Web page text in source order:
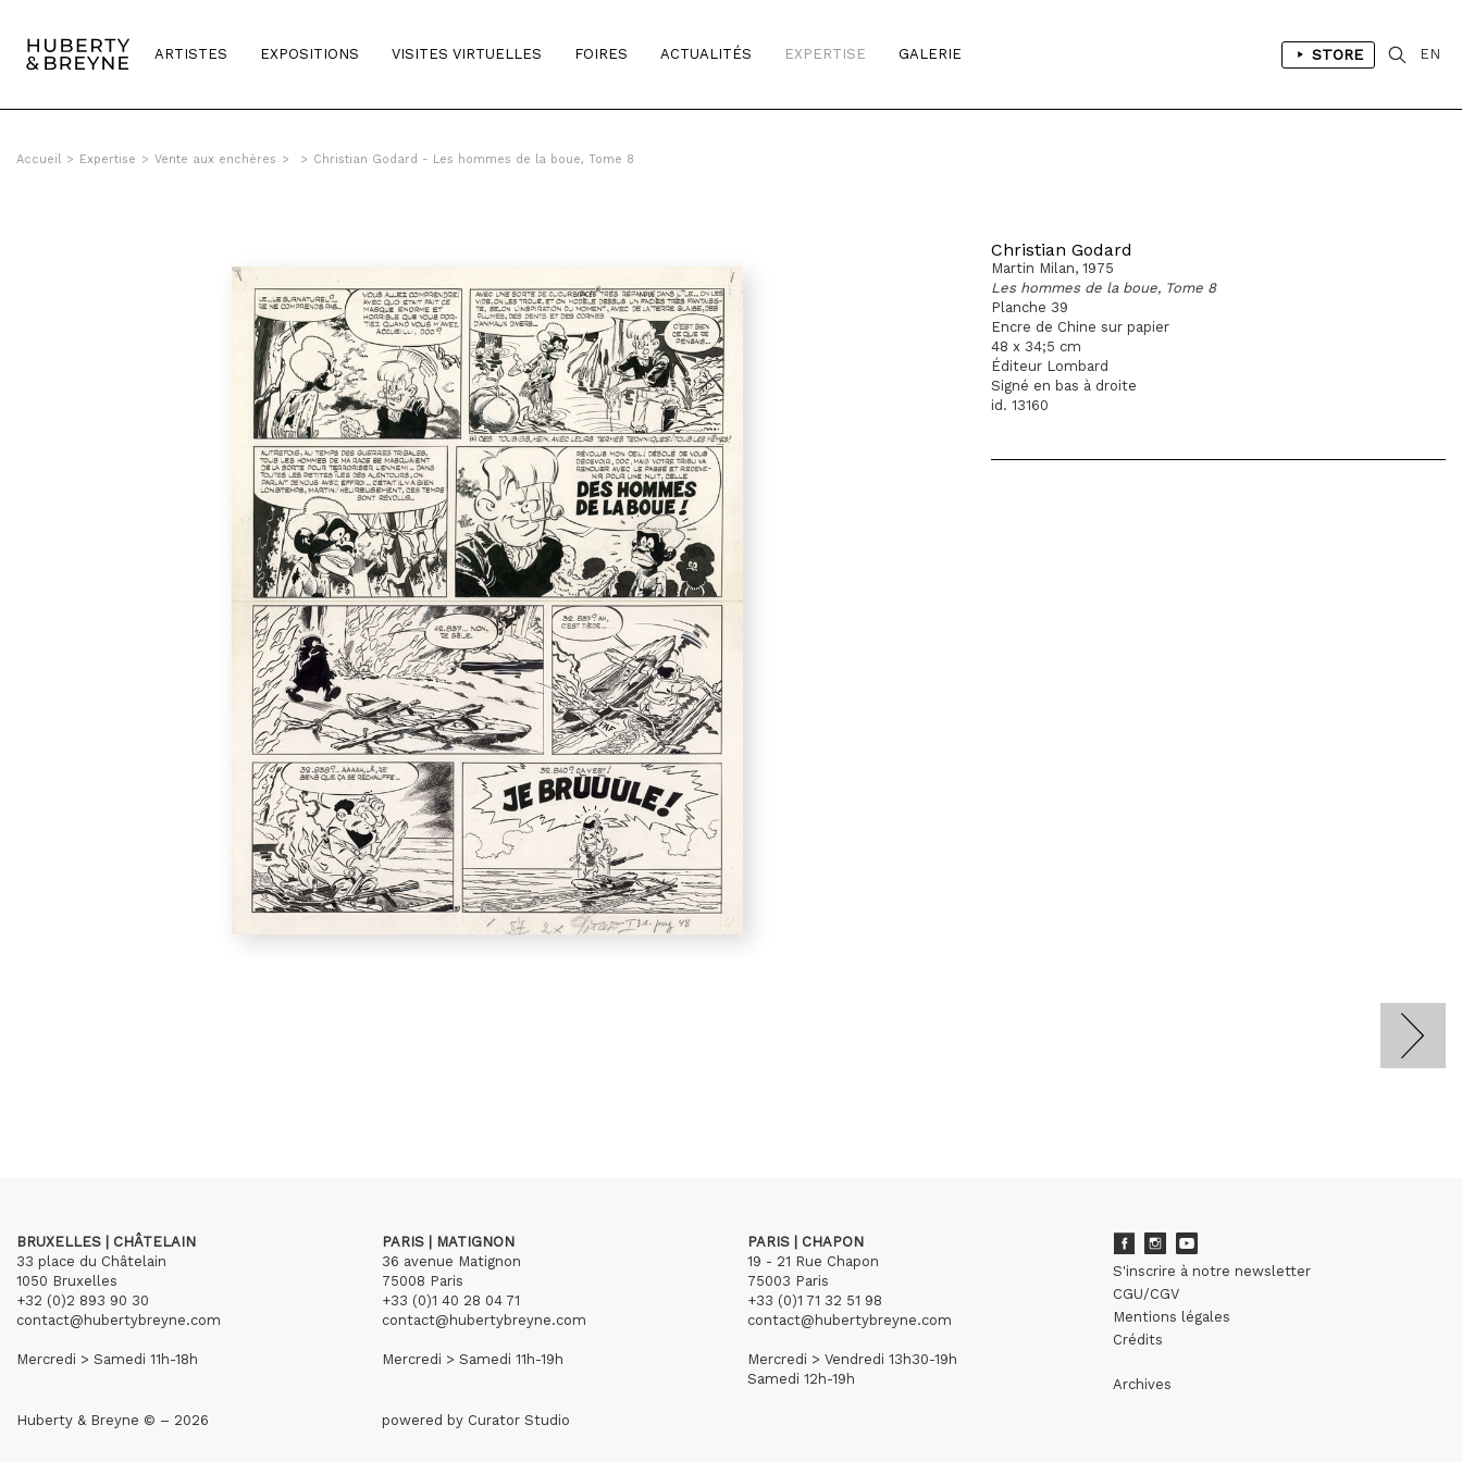
ARTISTES EXPOSITIONS VISITES VIRTUELLES FOIRES ACTUALITÉS EXPERTISE GALERIE STORE EN
Accueil > Expertise > Vente aux enchères > > Christian Godard - Les hommes de la boue, Tome 8
Christian Godard
Martin Milan, 1975
Les hommes de la boue, Tome 8
Planche 39
Encre de Chine sur papier
48 x 34;5 cm
Éditeur Lombard
Signé en bas à droite
id. 13160
BRUXELLES | CHÂTELAIN
33 place du Châtelain
1050 Bruxelles
+32 (0)2 893 90 30
contact@hubertybreyne.com
Mercredi > Samedi 11h-18h
PARIS | MATIGNON
36 avenue Matignon
75008 Paris
+33 (0)1 40 28 04 71
contact@hubertybreyne.com
Mercredi > Samedi 11h-19h
PARIS | CHAPON
19 - 21 Rue Chapon
75003 Paris
+33 (0)1 71 32 51 98
contact@hubertybreyne.com
Mercredi > Vendredi 13h30-19h
Samedi 12h-19h
S'inscrire à notre newsletter
CGU/CGV
Mentions légales
Crédits
Archives
Huberty & Breyne © – 2026 powered by Curator Studio